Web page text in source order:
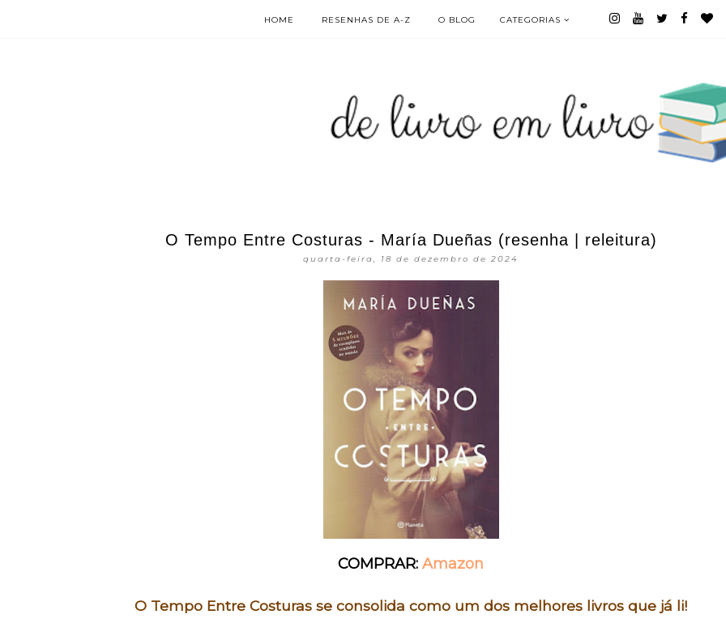
HOME RESENHAS DE A-Z O BLOG CATEGORIAS
O Tempo Entre Costuras - María Dueñas (resenha | releitura)
quarta-feira, 18 de dezembro de 2024
COMPRAR: Amazon
O Tempo Entre Costuras se consolida como um dos melhores livros que já li!